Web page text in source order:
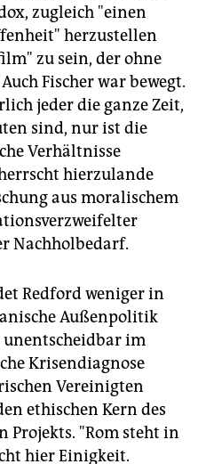
zugleich "einen
herzustellen
zu sein, der ohne
Fischer war bewegt.
jeder die ganze Zeit,
sind, nur ist die
Verhältnisse
hierzulande
aus moralischem
Nachholbedarf.
Redford weniger in
Außenpolitik
im
Krisendiagnose
Vereinigten
ethischen Kern des
Projekts. "Rom steht in
hier Einigkeit.